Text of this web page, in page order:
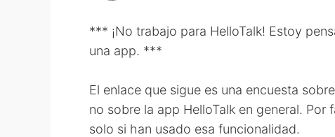
*** ¡No trabajo para HelloTalk! Estoy
una app. ***
El enlace que sigue es una encuesta
no sobre la app HelloTalk en general. Por
solo si han usado esa funcionalidad.